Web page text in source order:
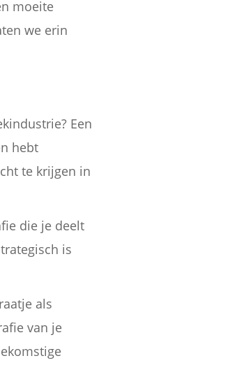
moeite
we erin
Een
hebt
te krijgen in
die je deelt
is
als
van je